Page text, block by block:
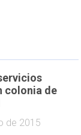
colonia de
de 2015